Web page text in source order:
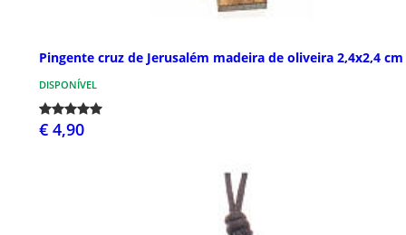
Pingente cruz de Jerusalém madeira de oliveira 2,4x2,4 cm
DISPONÍVEL
€ 4,90